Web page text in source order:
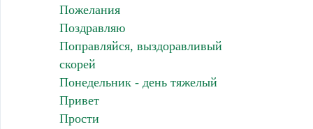
Пожелания
Поздравляю
Поправляйся, выздоравливый
скорей
Понедельник - день тяжелый
Привет
Прости